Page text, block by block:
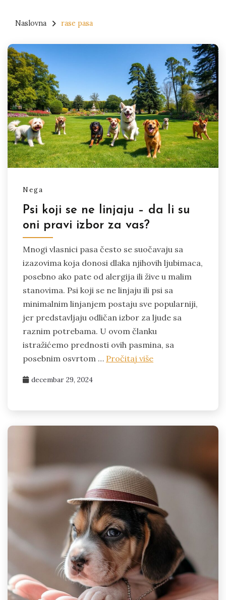
Naslovna rase pasa
Nega
Psi koji se ne linjaju – da li su
oni pravi izbor za vas?
Mnogi vlasnici pasa često se suočavaju sa
izazovima koja donosi dlaka njihovih ljubimaca,
posebno ako pate od alergija ili žive u malim
stanovima. Psi koji se ne linjaju ili psi sa
minimalnim linjanjem postaju sve popularniji,
jer predstavljaju odličan izbor za ljude sa
raznim potrebama. U ovom članku
istražićemo prednosti ovih pasmina, sa
posebnim osvrtom … Pročitaj više
decembar 29, 2024